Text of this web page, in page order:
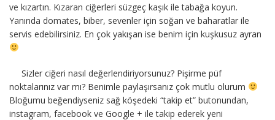
ve kızartın. Kızaran ciğerleri süzgeç kaşık ile tabağa koyun.
Yanında domates, biber, sevenler için soğan ve baharatlar ile
servis edebilirsiniz. En çok yakışan ise benim için kuşkusuz ayran
Sizler ciğeri nasıl değerlendiriyorsunuz? Pişirme püf
noktalarınız var mı? Benimle paylaşırsanız çok mutlu olurum
Bloğumu beğendiyseniz sağ köşedeki “takip et” butonundan,
instagram, facebook ve Google + ile takip ederek yeni